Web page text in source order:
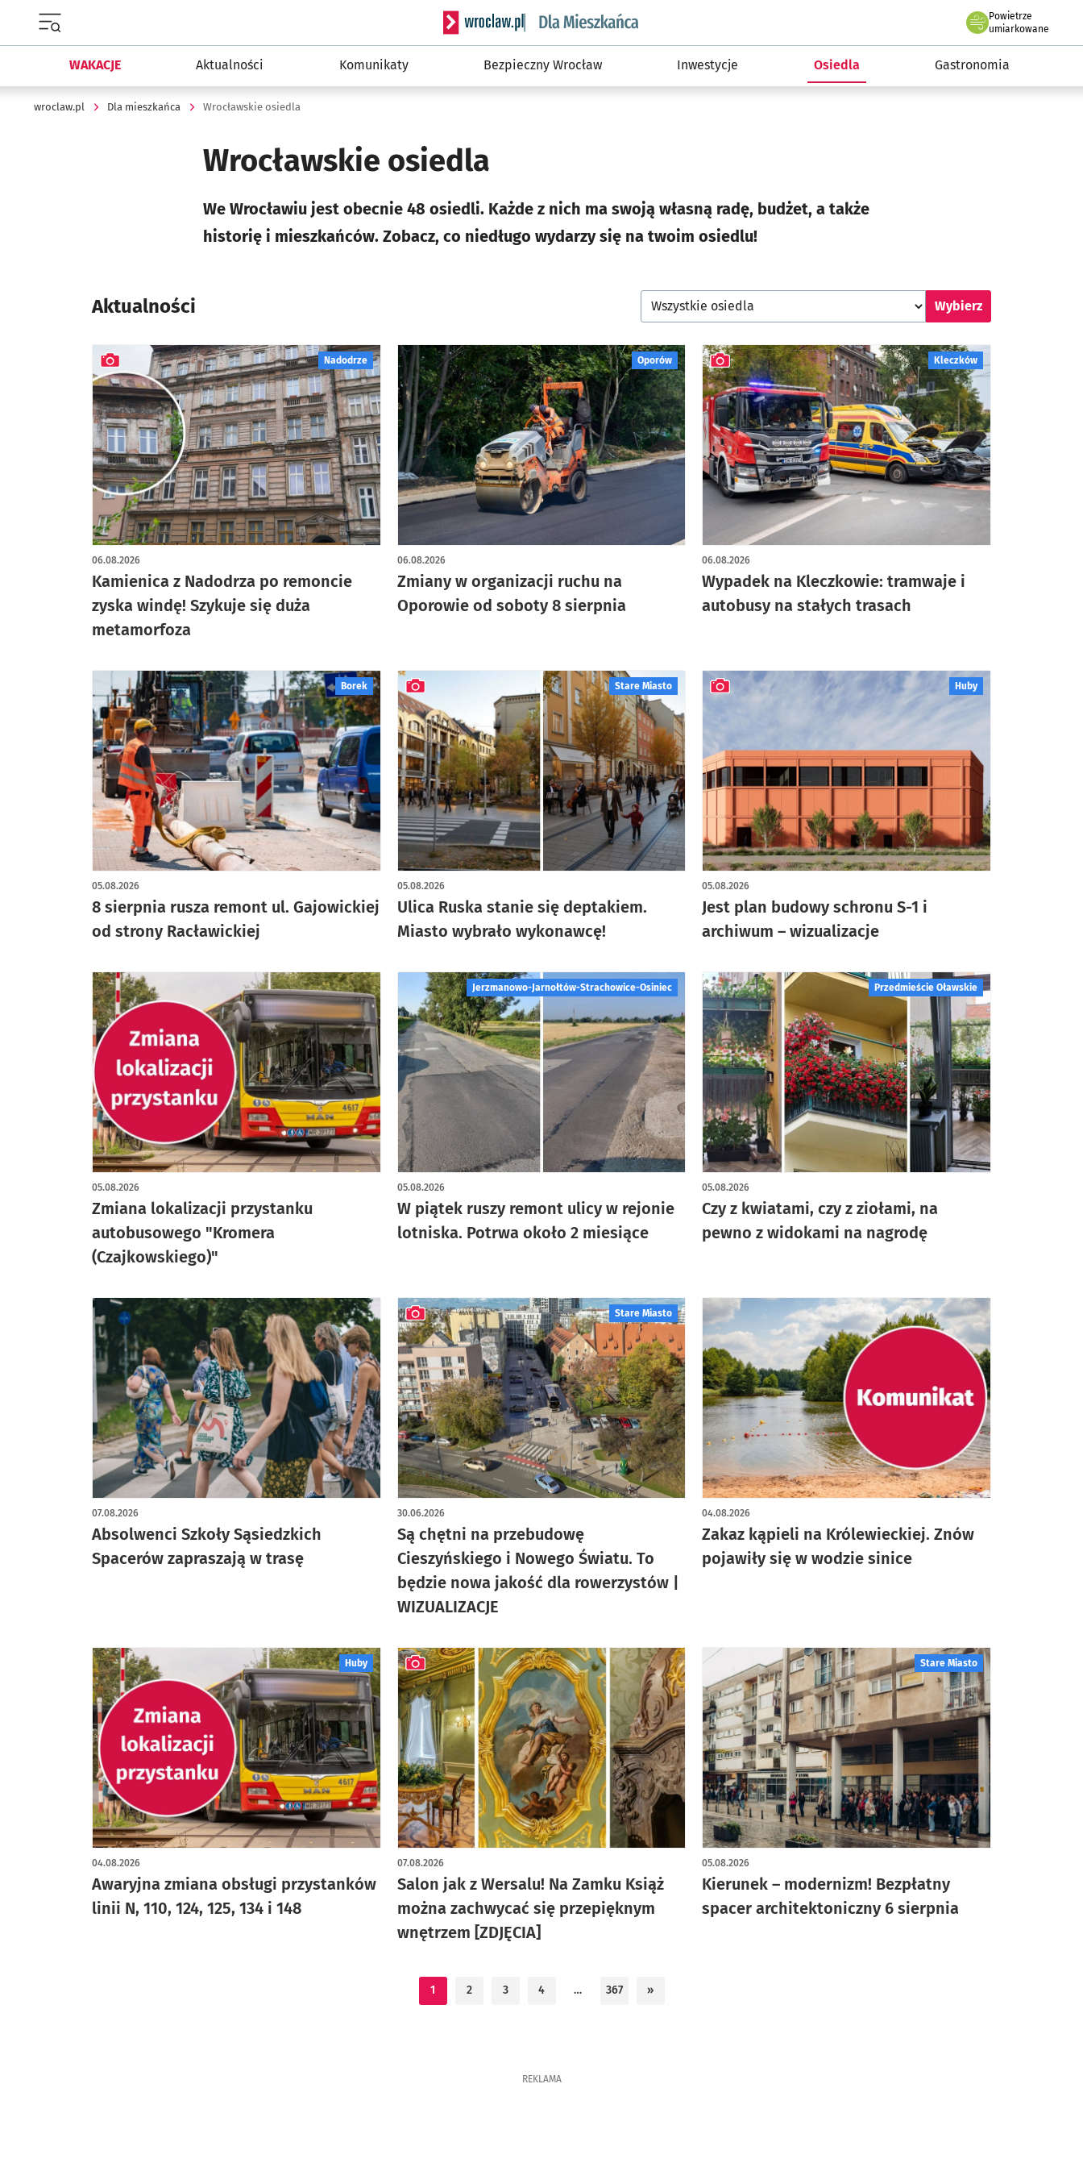
Serwis informacyjny wroclaw.pl podserwis: Dla mieszkańca
Powietrze
we Wrocławiu
umiarkowane
WAKACJE Aktualności Komunikaty Bezpieczny Wrocław Inwestycje Osiedla Gastronomia
wroclaw.pl Dla mieszkańca Wrocławskie osiedla
Wrocławskie osiedla
We Wrocławiu jest obecnie 48 osiedli. Każde z nich ma swoją własną radę, budżet, a także
historię i mieszkańców. Zobacz, co niedługo wydarzy się na twoim osiedlu!
Aktualności Wybierz
Nadodrze
Kamienica z Nadodrza po remoncie
zyska windę! Szykuje się duża
metamorfoza
06.08.2026
artykuł z galerią zdjęć
Oporów
Zmiany w organizacji ruchu na
Oporowie od soboty 8 sierpnia
06.08.2026
Kleczków
Wypadek na Kleczkowie: tramwaje i
autobusy na stałych trasach
06.08.2026
artykuł z galerią zdjęć
Borek
8 sierpnia rusza remont ul. Gajowickiej
od strony Racławickiej
05.08.2026
Stare Miasto
Ulica Ruska stanie się deptakiem.
Miasto wybrało wykonawcę!
05.08.2026
artykuł z galerią zdjęć
Huby
Jest plan budowy schronu S-1 i
archiwum – wizualizacje
05.08.2026
artykuł z galerią zdjęć
Zmiana lokalizacji przystanku
autobusowego "Kromera
(Czajkowskiego)"
05.08.2026
Jerzmanowo-Jarnołtów-Strachowice-Osiniec
W piątek ruszy remont ulicy w rejonie
lotniska. Potrwa około 2 miesiące
05.08.2026
Przedmieście Oławskie
Czy z kwiatami, czy z ziołami, na
pewno z widokami na nagrodę
05.08.2026
Absolwenci Szkoły Sąsiedzkich
Spacerów zapraszają w trasę
07.08.2026
Stare Miasto
Są chętni na przebudowę
Cieszyńskiego i Nowego Światu. To
będzie nowa jakość dla rowerzystów |
WIZUALIZACJE
30.06.2026
artykuł z galerią zdjęć
Zakaz kąpieli na Królewieckiej. Znów
pojawiły się w wodzie sinice
04.08.2026
Huby
Awaryjna zmiana obsługi przystanków
linii N, 110, 124, 125, 134 i 148
04.08.2026
Salon jak z Wersalu! Na Zamku Książ
można zachwycać się przepięknym
wnętrzem [ZDJĘCIA]
07.08.2026
artykuł z galerią zdjęć
Stare Miasto
Kierunek – modernizm! Bezpłatny
spacer architektoniczny 6 sierpnia
05.08.2026
1 2 3 4 … 367 »
REKLAMA